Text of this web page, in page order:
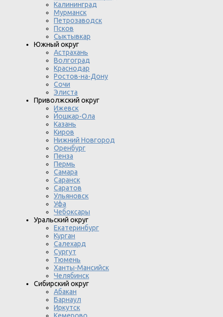
Калининград
Мурманск
Петрозаводск
Псков
Сыктывкар
Южный округ
Астрахань
Волгоград
Краснодар
Ростов-на-Дону
Сочи
Элиста
Приволжский округ
Ижевск
Йошкар-Ола
Казань
Киров
Нижний Новгород
Оренбург
Пенза
Пермь
Самара
Саранск
Саратов
Ульяновск
Уфа
Чебоксары
Уральский округ
Екатеринбург
Курган
Салехард
Сургут
Тюмень
Ханты-Мансийск
Челябинск
Сибирский округ
Абакан
Барнаул
Иркутск